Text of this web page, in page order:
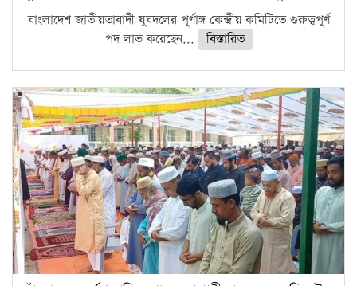
বাংলাদেশ জাতীয়তাবাদী যুবদলের পূর্ণাঙ্গ কেন্দ্রীয় কমিটিতে গুরুত্বপূর্ণ
পদ লাভ করেছেন...
বিস্তারিত